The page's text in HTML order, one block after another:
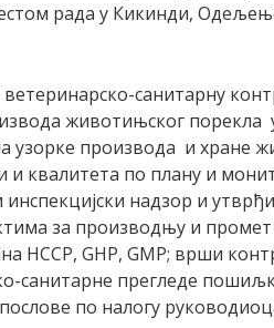
рада у Кикинди,
санитарну
животињског порекла
узорке производа и хране
и квалитета по плану и
надзор и
за производњу и
НССР, GHP, GMP; врши
санитарне прегледе
по налогу